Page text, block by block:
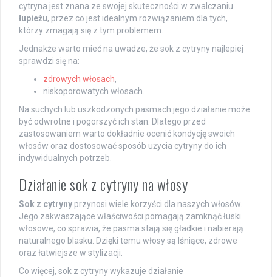
cytryna jest znana ze swojej skuteczności w zwalczaniu
łupieżu, przez co jest idealnym rozwiązaniem dla tych,
którzy zmagają się z tym problemem.
Jednakże warto mieć na uwadze, że sok z cytryny najlepiej
sprawdzi się na:
zdrowych włosach,
niskoporowatych włosach.
Na suchych lub uszkodzonych pasmach jego działanie może
być odwrotne i pogorszyć ich stan. Dlatego przed
zastosowaniem warto dokładnie ocenić kondycję swoich
włosów oraz dostosować sposób użycia cytryny do ich
indywidualnych potrzeb.
Działanie sok z cytryny na włosy
Sok z cytryny przynosi wiele korzyści dla naszych włosów.
Jego zakwaszające właściwości pomagają zamknąć łuski
włosowe, co sprawia, że pasma stają się gładkie i nabierają
naturalnego blasku. Dzięki temu włosy są lśniące, zdrowe
oraz łatwiejsze w stylizacji.
Co więcej, sok z cytryny wykazuje działanie